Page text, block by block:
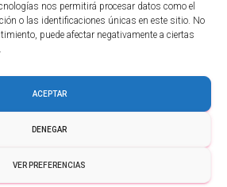
nos permitirá procesar datos como el
o las identificaciones únicas en este sitio. No
puede afectar negativamente a ciertas
ACEPTAR
DENEGAR
VER PREFERENCIAS
DE FACTURACIÓN ELECTRÓNICA PARA
RESTAURANTES.
2025 Apps Camelot